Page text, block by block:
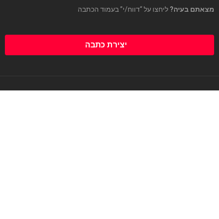
מצאתם בעיה? ליחצו על “דווח/י” בעמוד הכתבה
יצירת כתבה